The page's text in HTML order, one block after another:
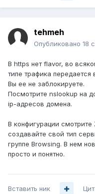
tehmeh
Опубликовано 18
В https нет flavor, во
типе трафика
Вы ее не заблокируете.
Посмотрите nslookup на
ip-адресов домена.
В конфигурации
создавайте свой тип
группе Browsing. В нем
просто и понятно.
Вставить ник